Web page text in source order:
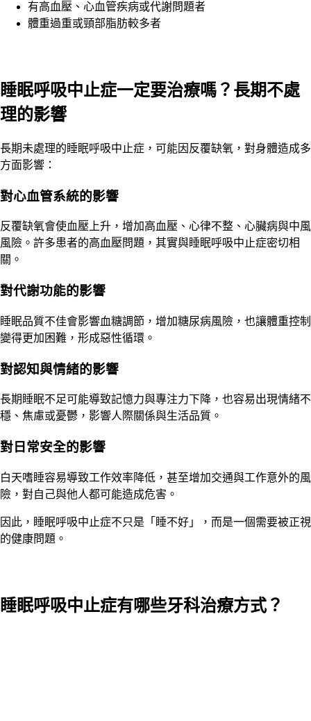
有高血壓、心血管疾病或代謝問題者
體重過重或頸部脂肪較多者
睡眠呼吸中止症一定要治療嗎？長期不處
理的影響
長期未處理的睡眠呼吸中止症，可能因反覆缺氧，對身體造成多
方面影響：
對心血管系統的影響
反覆缺氧會使血壓上升，增加高血壓、心律不整、心臟病與中風
風險。許多患者的高血壓問題，其實與睡眠呼吸中止症密切相
關。
對代謝功能的影響
睡眠品質不佳會影響血糖調節，增加糖尿病風險，也讓體重控制
變得更加困難，形成惡性循環。
對認知與情緒的影響
長期睡眠不足可能導致記憶力與專注力下降，也容易出現情緒不
穩、焦慮或憂鬱，影響人際關係與生活品質。
對日常安全的影響
白天嗜睡容易導致工作效率降低，甚至增加交通與工作意外的風
險，對自己與他人都可能造成危害。
因此，睡眠呼吸中止症不只是「睡不好」，而是一個需要被正視
的健康問題。
睡眠呼吸中止症有哪些牙科治療方式？